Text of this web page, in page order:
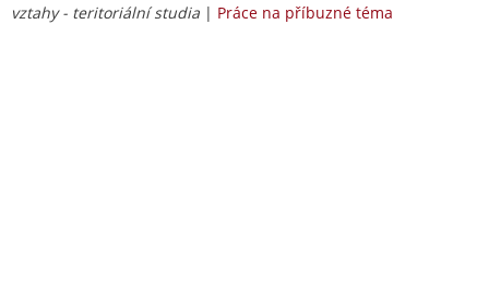
vztahy - teritoriální studia | Práce na příbuzné téma